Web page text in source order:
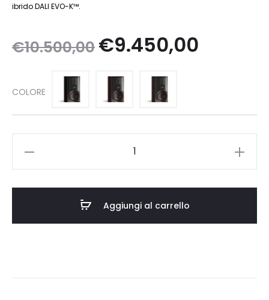
ibrido DALI EVO-K™.
€10.500,00 Il
originale
€10.500,00.
€9.450,00
COLORE
Aggiungi al carrello